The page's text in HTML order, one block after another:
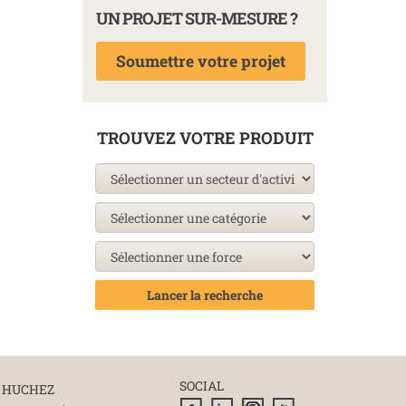
UN PROJET SUR-MESURE ?
Soumettre votre projet
TROUVEZ VOTRE PRODUIT
Lancer la recherche
SOCIAL